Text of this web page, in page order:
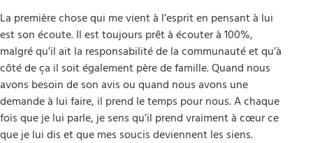
La première chose qui me vient à l’esprit en pensant à lui
est son écoute. Il est toujours prêt à écouter à 100%,
malgré qu’il ait la responsabilité de la communauté et qu’à
côté de ça il soit également père de famille. Quand nous
avons besoin de son avis ou quand nous avons une
demande à lui faire, il prend le temps pour nous. A chaque
fois que je lui parle, je sens qu’il prend vraiment à cœur ce
que je lui dis et que mes soucis deviennent les siens.